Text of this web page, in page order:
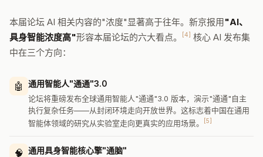
本届论坛 AI 相关内容的"浓度"显著高于往年。新京报用"AI、
具身智能浓度高"形容本届论坛的六大看点。 [4] 核心 AI 发布集
中在三个方向：
🤖 通用智能人"通通"3.0
论坛将重磅发布全球通用智能人"通通"3.0 版本，演示"通通"自主
执行复杂任务——从封闭环境走向开放世界。这标志着中国在通用
智能体领域的研究从实验室走向更真实的应用场景。
[5]
🧠 通用具身智能核心擎"通脑"